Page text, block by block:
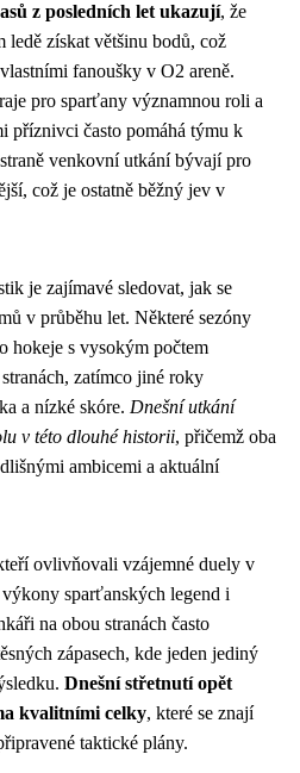
z posledních let ukazují, že
ledě získat většinu bodů, což
fanoušky v O2 areně.
pro sparťany významnou roli a
příznivci často pomáhá týmu k
venkovní utkání bývají pro
což je ostatně běžný jev v
je zajímavé sledovat, jak se
v průběhu let. Některé sezóny
hokeje s vysokým počtem
zatímco jiné roky
a nízké skóre. Dnešní utkání
v této dlouhé historii, přičemž oba
ambicemi a aktuální
ovlivňovali vzájemné duely v
sparťanských legend i
na obou stranách často
zápasech, kde jeden jediný
Dnešní střetnutí opět
kvalitními celky, které se znají
taktické plány.